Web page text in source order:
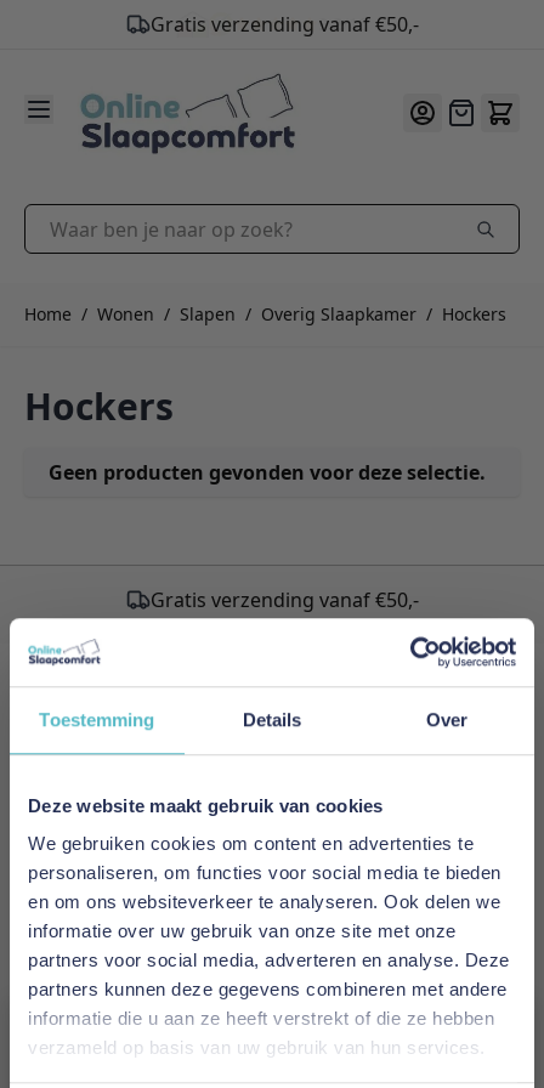
Toestemming Details Over
Deze website maakt gebruik van cookies
We gebruiken cookies om content en advertenties te
personaliseren, om functies voor social media te bieden
en om ons websiteverkeer te analyseren. Ook delen we
informatie over uw gebruik van onze site met onze
partners voor social media, adverteren en analyse. Deze
partners kunnen deze gegevens combineren met andere
informatie die u aan ze heeft verstrekt of die ze hebben
verzameld op basis van uw gebruik van hun services.
Gratis verzending vanaf €50,-
9.2/10
Offerte
Waar ben je naar op zoek?
Home / Wonen / Slapen / Overig Slaapkamer / Hockers
Hockers
Geen producten gevonden voor deze selectie.
Gratis verzending vanaf €50,-
Meld je nu aan voor de nieuwsbrief
E-mailadres
Inschrijven
This form is protected by reCAPTCHA - theGoogle Privacy
Policy
Terms of Serviceapply.